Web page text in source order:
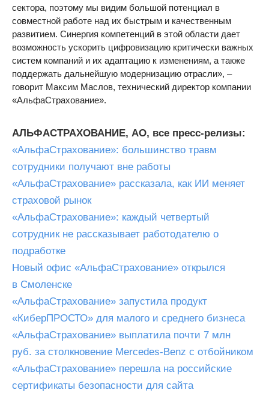
сектора, поэтому мы видим большой потенциал в
совместной работе над их быстрым и качественным
развитием. Синергия компетенций в этой области дает
возможность ускорить цифровизацию критически важных
систем компаний и их адаптацию к изменениям, а также
поддержать дальнейшую модернизацию отрасли», –
говорит Максим Маслов, технический директор компании
«АльфаСтрахование».
АЛЬФАСТРАХОВАНИЕ, АО, все пресс-релизы:
«АльфаСтрахование»: большинство травм
сотрудники получают вне работы
«АльфаСтрахование» рассказала, как ИИ меняет
страховой рынок
«АльфаСтрахование»: каждый четвертый
сотрудник не рассказывает работодателю о
подработке
Новый офис «АльфаСтрахование» открылся
в Смоленске
«АльфаСтрахование» запустила продукт
«КиберПРОСТО» для малого и среднего бизнеса
«АльфаСтрахование» выплатила почти 7 млн
руб. за столкновение Mercedes-Benz с отбойником
«АльфаСтрахование» перешла на российские
сертификаты безопасности для сайта